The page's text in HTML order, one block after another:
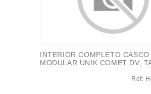
INTERIOR COMPLETO CASCO
MODULAR UNIK COMET DV,
Ref: